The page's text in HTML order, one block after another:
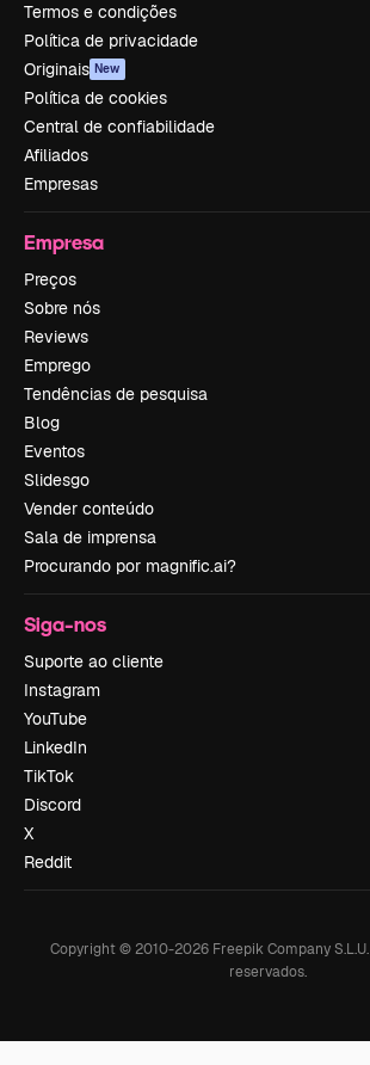
Termos e condições
Política de privacidade
Originais New
Política de cookies
Central de confiabilidade
Afiliados
Empresas
Empresa
Preços
Sobre nós
Reviews
Emprego
Tendências de pesquisa
Blog
Eventos
Slidesgo
Vender conteúdo
Sala de imprensa
Procurando por magnific.ai?
Siga-nos
Suporte ao cliente
Instagram
YouTube
LinkedIn
TikTok
Discord
X
Reddit
Copyright © 2010-2026Freepik Company S.L.U.
reservados.